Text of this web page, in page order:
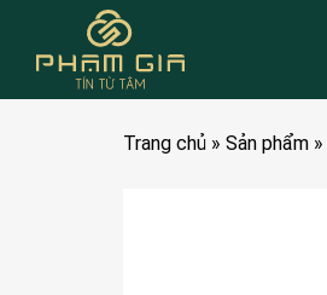
Trang chủ » Sản phẩm »